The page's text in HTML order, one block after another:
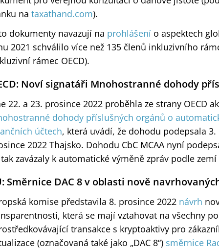
na taxathand.com).
dokumenty navazují na prohlášení o aspektech
2021 schválilo více než 135 členů inkluzivního
rámec OECD).
Noví signatáři Mnohostranné dohody
22. a 23. prosince 2022 proběhla ze strany OECD
dohody příslušných orgánů o
účtech, která uvádí, že dohodu podepsala
2022 Thajsko. Dohodu CbC MCAA nyní
zavázaly k automatické výměně zpráv podle zemí
Směrnice DAC 8 v oblasti nově
komise představila 8. prosince 2022 návrh
která se mají vztahovat na všechny
transakce s kryptoaktivy pro
(označovaná také jako „DAC 8“) směrnice